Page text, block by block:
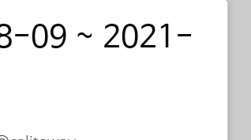
09 ~ 2021-